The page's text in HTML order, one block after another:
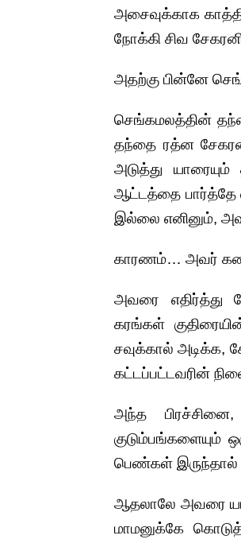
அசைவுக்காக
நோக்கி சிவ
அதற்கு பின்னே
செங்கமலத்தின்
தந்தை ரத்ன
அடுத்து
ஆட்டத்தை பார்த்தே
இல்லை எனினும்,
காரணம்… அவர்
அவரை எதிர்த்து
கரங்கள்
சவுக்கால்
கட்டப்பட்டவரின்
அந்த
குடும்பங்களையும்
பெண்கள்
ஆதலாலே அவரை
மாமனுக்கே